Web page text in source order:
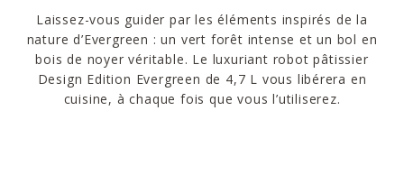
Laissez-vous guider par les éléments inspirés de la
nature d’Evergreen : un vert forêt intense et un bol en
bois de noyer véritable. Le luxuriant robot pâtissier
Design Edition Evergreen de 4,7 L vous libérera en
cuisine, à chaque fois que vous l’utiliserez.